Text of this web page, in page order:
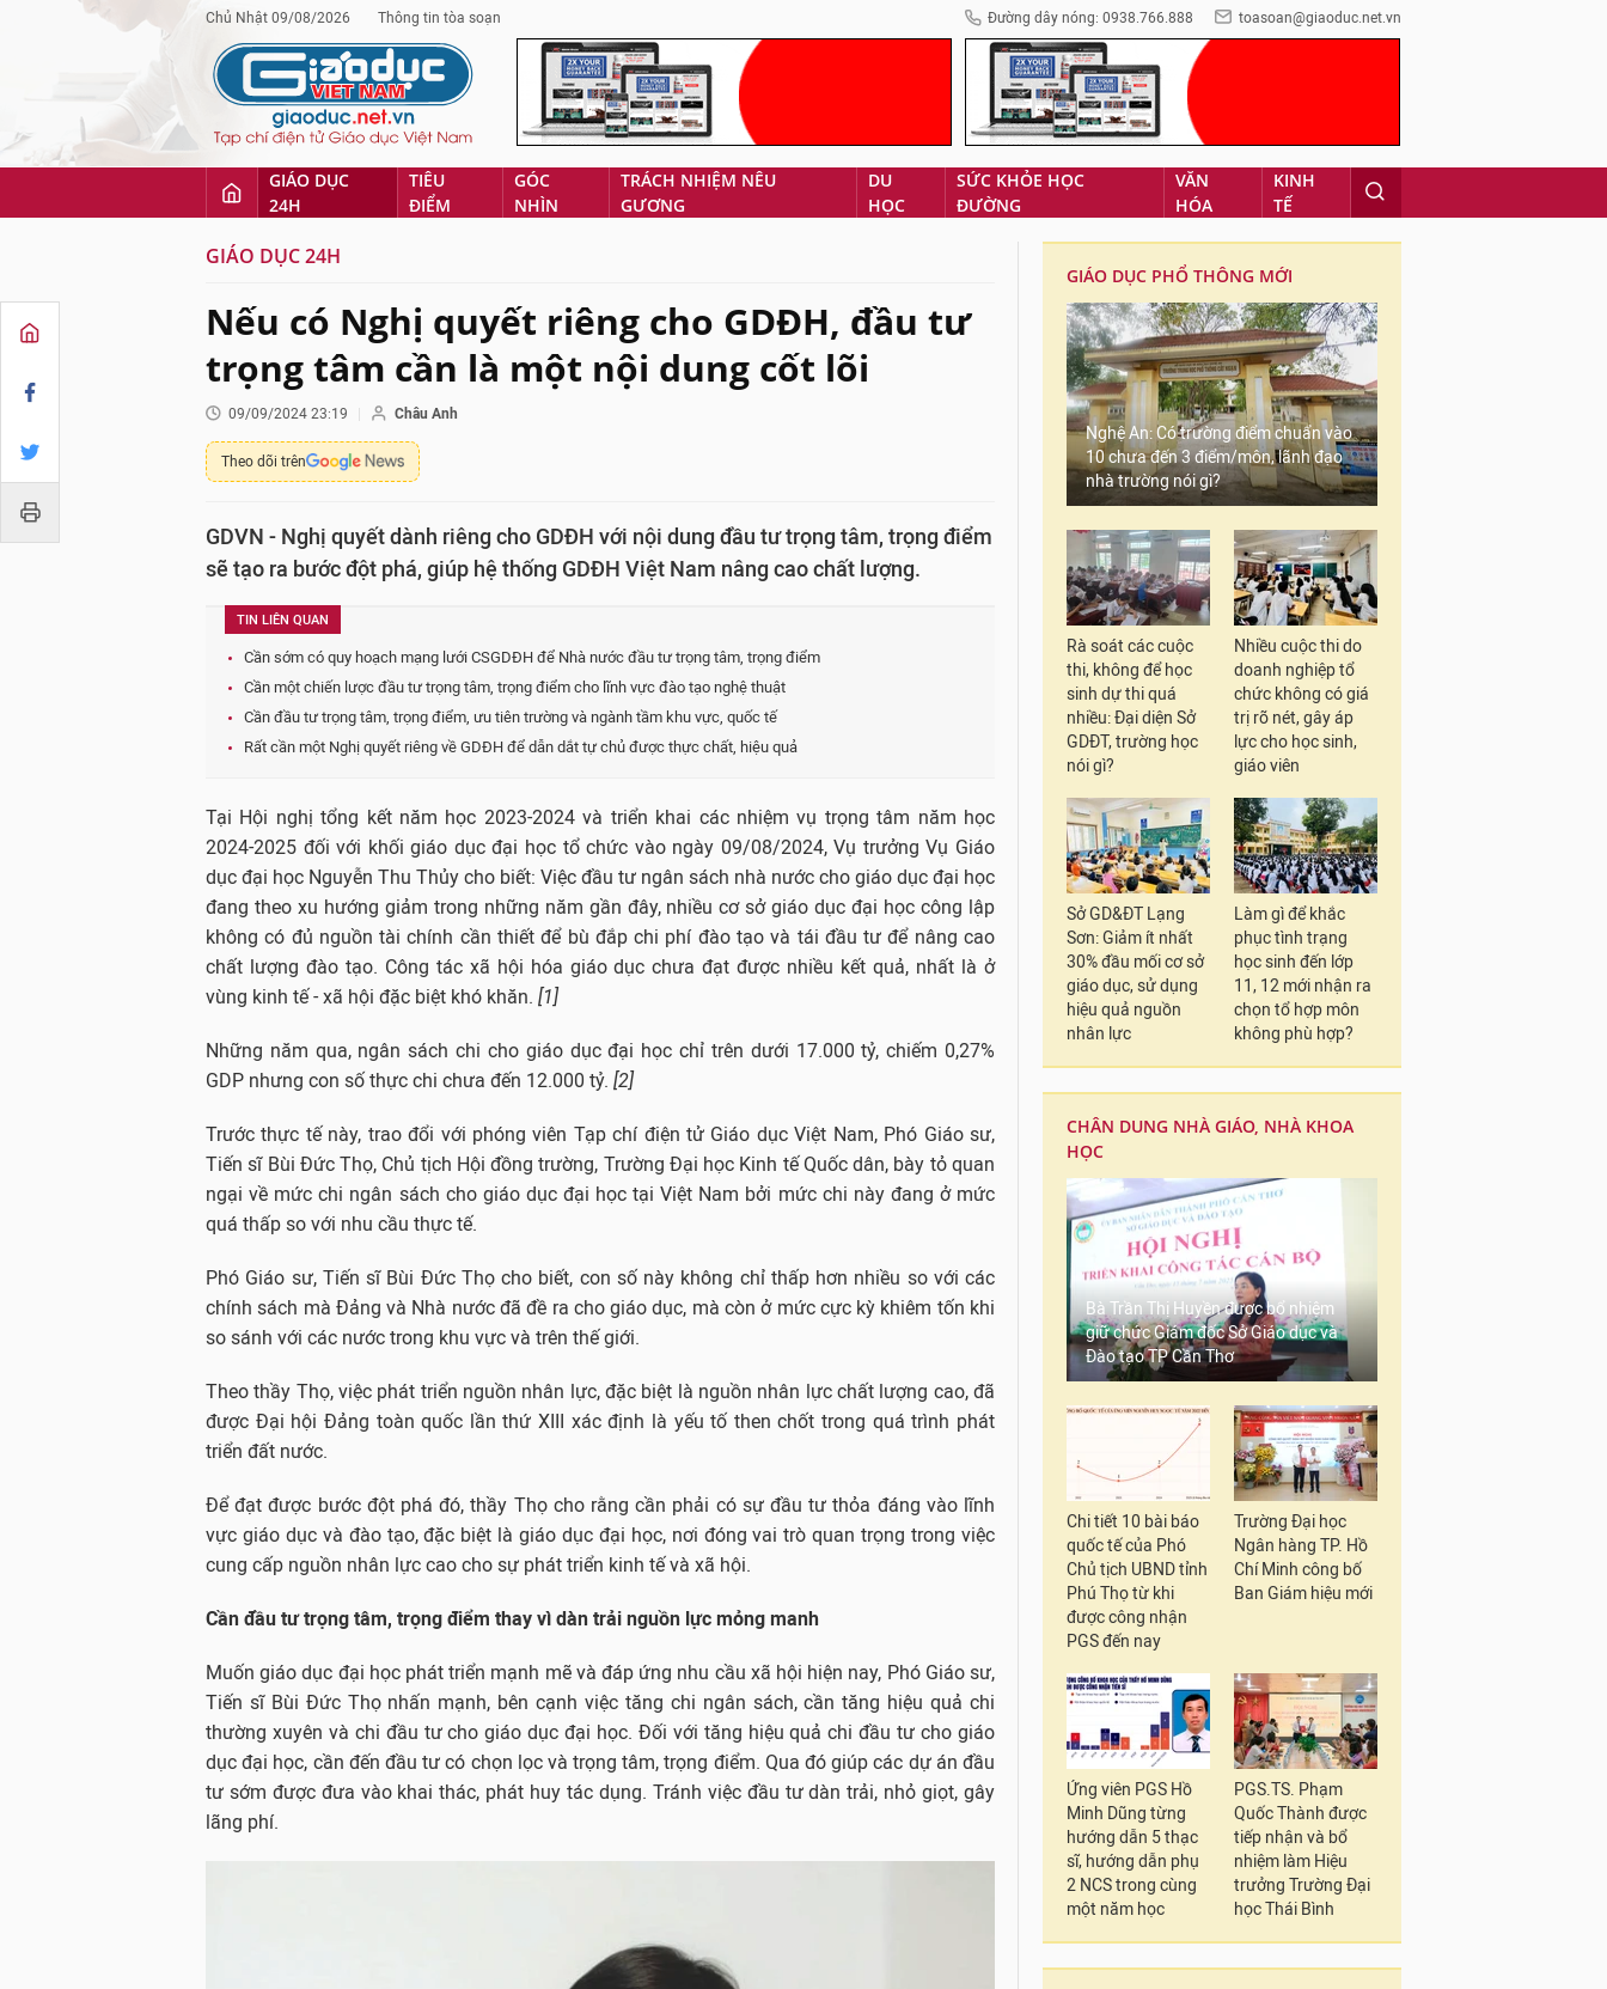
Chủ Nhật 09/08/2026 Thông tin tòa soạn Đường dây nóng: 0938.766.888 toasoan@giaoduc.net.vn
GIÁO DỤC
24H
TIÊU
ĐIỂM
GÓC
NHÌN
TRÁCH NHIỆM NÊU
GƯƠNG
DU
HỌC
SỨC KHỎE HỌC
ĐƯỜNG
VĂN
HÓA
KINH
TẾ
GIÁO DỤC 24H
Nếu có Nghị quyết riêng cho GDĐH, đầu tư
trọng tâm cần là một nội dung cốt lõi
09/09/2024 23:19 Châu Anh
Theo dõi trên
GDVN - Nghị quyết dành riêng cho GDĐH với nội dung đầu tư trọng tâm, trọng điểm
sẽ tạo ra bước đột phá, giúp hệ thống GDĐH Việt Nam nâng cao chất lượng.
TIN LIÊN QUAN
Cần sớm có quy hoạch mạng lưới CSGDĐH để Nhà nước đầu tư trọng tâm, trọng điểm
Cần một chiến lược đầu tư trọng tâm, trọng điểm cho lĩnh vực đào tạo nghệ thuật
Cần đầu tư trọng tâm, trọng điểm, ưu tiên trường và ngành tầm khu vực, quốc tế
Rất cần một Nghị quyết riêng về GDĐH để dẫn dắt tự chủ được thực chất, hiệu quả
Tại Hội nghị tổng kết năm học 2023-2024 và triển khai các nhiệm vụ trọng tâm năm học
2024-2025 đối với khối giáo dục đại học tổ chức vào ngày 09/08/2024, Vụ trưởng Vụ Giáo
dục đại học Nguyễn Thu Thủy cho biết: Việc đầu tư ngân sách nhà nước cho giáo dục đại học
đang theo xu hướng giảm trong những năm gần đây, nhiều cơ sở giáo dục đại học công lập
không có đủ nguồn tài chính cần thiết để bù đắp chi phí đào tạo và tái đầu tư để nâng cao
chất lượng đào tạo. Công tác xã hội hóa giáo dục chưa đạt được nhiều kết quả, nhất là ở
vùng kinh tế - xã hội đặc biệt khó khăn. [1]
Những năm qua, ngân sách chi cho giáo dục đại học chỉ trên dưới 17.000 tỷ, chiếm 0,27%
GDP nhưng con số thực chi chưa đến 12.000 tỷ. [2]
Trước thực tế này, trao đổi với phóng viên Tạp chí điện tử Giáo dục Việt Nam, Phó Giáo sư,
Tiến sĩ Bùi Đức Thọ, Chủ tịch Hội đồng trường, Trường Đại học Kinh tế Quốc dân, bày tỏ quan
ngại về mức chi ngân sách cho giáo dục đại học tại Việt Nam bởi mức chi này đang ở mức
quá thấp so với nhu cầu thực tế.
Phó Giáo sư, Tiến sĩ Bùi Đức Thọ cho biết, con số này không chỉ thấp hơn nhiều so với các
chính sách mà Đảng và Nhà nước đã đề ra cho giáo dục, mà còn ở mức cực kỳ khiêm tốn khi
so sánh với các nước trong khu vực và trên thế giới.
Theo thầy Thọ, việc phát triển nguồn nhân lực, đặc biệt là nguồn nhân lực chất lượng cao, đã
được Đại hội Đảng toàn quốc lần thứ XIII xác định là yếu tố then chốt trong quá trình phát
triển đất nước.
Để đạt được bước đột phá đó, thầy Thọ cho rằng cần phải có sự đầu tư thỏa đáng vào lĩnh
vực giáo dục và đào tạo, đặc biệt là giáo dục đại học, nơi đóng vai trò quan trọng trong việc
cung cấp nguồn nhân lực cao cho sự phát triển kinh tế và xã hội.
Cần đầu tư trọng tâm, trọng điểm thay vì dàn trải nguồn lực mỏng manh
Muốn giáo dục đại học phát triển mạnh mẽ và đáp ứng nhu cầu xã hội hiện nay, Phó Giáo sư,
Tiến sĩ Bùi Đức Thọ nhấn mạnh, bên cạnh việc tăng chi ngân sách, cần tăng hiệu quả chi
thường xuyên và chi đầu tư cho giáo dục đại học. Đối với tăng hiệu quả chi đầu tư cho giáo
dục đại học, cần đến đầu tư có chọn lọc và trọng tâm, trọng điểm. Qua đó giúp các dự án đầu
tư sớm được đưa vào khai thác, phát huy tác dụng. Tránh việc đầu tư dàn trải, nhỏ giọt, gây
lãng phí.
GIÁO DỤC PHỔ THÔNG MỚI
Nghệ An: Có trường điểm chuẩn vào
10 chưa đến 3 điểm/môn, lãnh đạo
nhà trường nói gì?
Rà soát các cuộc
thi, không để học
sinh dự thi quá
nhiều: Đại diện Sở
GDĐT, trường học
nói gì?
Nhiều cuộc thi do
doanh nghiệp tổ
chức không có giá
trị rõ nét, gây áp
lực cho học sinh,
giáo viên
Sở GD&ĐT Lạng
Sơn: Giảm ít nhất
30% đầu mối cơ sở
giáo dục, sử dụng
hiệu quả nguồn
nhân lực
Làm gì để khắc
phục tình trạng
học sinh đến lớp
11, 12 mới nhận ra
chọn tổ hợp môn
không phù hợp?
CHÂN DUNG NHÀ GIÁO, NHÀ KHOA
HỌC
Bà Trần Thị Huyền được bổ nhiệm
giữ chức Giám đốc Sở Giáo dục và
Đào tạo TP Cần Thơ
Chi tiết 10 bài báo
quốc tế của Phó
Chủ tịch UBND tỉnh
Phú Thọ từ khi
được công nhận
PGS đến nay
Trường Đại học
Ngân hàng TP. Hồ
Chí Minh công bố
Ban Giám hiệu mới
Ứng viên PGS Hồ
Minh Dũng từng
hướng dẫn 5 thạc
sĩ, hướng dẫn phụ
2 NCS trong cùng
một năm học
PGS.TS. Phạm
Quốc Thành được
tiếp nhận và bổ
nhiệm làm Hiệu
trưởng Trường Đại
học Thái Bình